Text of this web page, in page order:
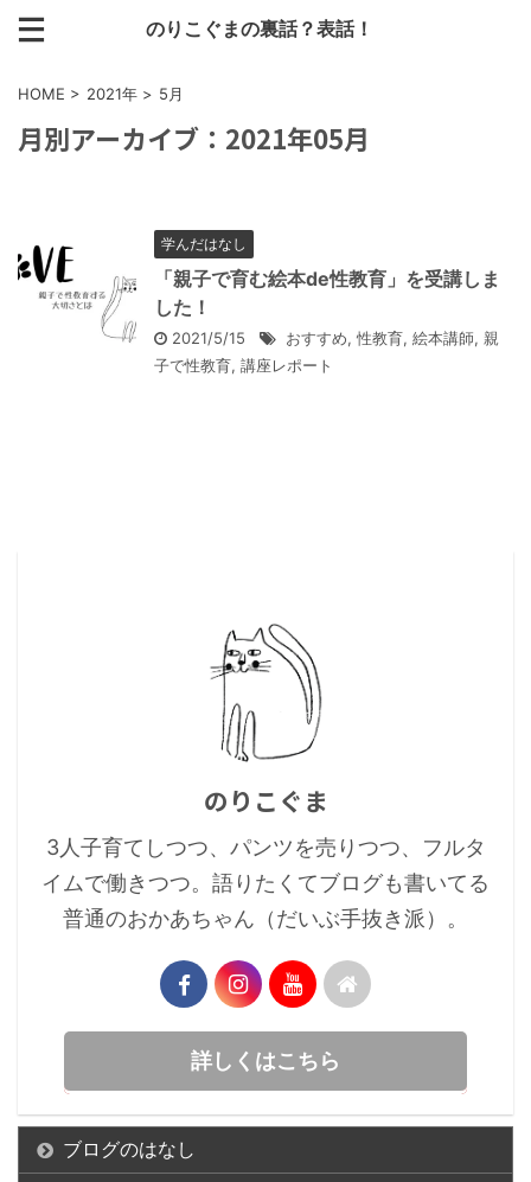
のりこぐまの裏話？表話！
HOME > 2021年 > 5月
月別アーカイブ：2021年05月
学んだはなし
「親子で育む絵本de性教育」を受講しま
した！
2021/5/15 おすすめ, 性教育, 絵本講師, 親
子で性教育, 講座レポート
のりこぐま
3人子育てしつつ、パンツを売りつつ、フルタ
イムで働きつつ。語りたくてブログも書いてる
普通のおかあちゃん（だいぶ手抜き派）。
詳しくはこちら
ブログのはなし